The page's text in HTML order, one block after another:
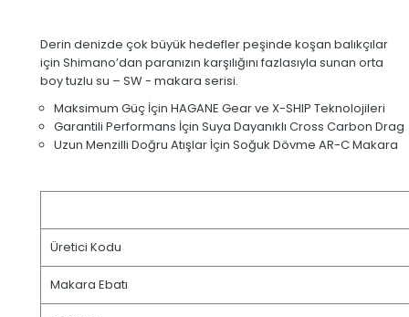
Derin denizde çok büyük hedefler peşinde koşan balıkçılar
için Shimano’dan paranızın karşılığını fazlasıyla sunan orta
boy tuzlu su – SW - makara serisi.
Maksimum Güç İçin HAGANE Gear ve X-SHIP Teknolojileri
Garantili Performans İçin Suya Dayanıklı Cross Carbon Drag
Uzun Menzilli Doğru Atışlar İçin Soğuk Dövme AR-C Makara
Üretici Kodu
Makara Ebatı